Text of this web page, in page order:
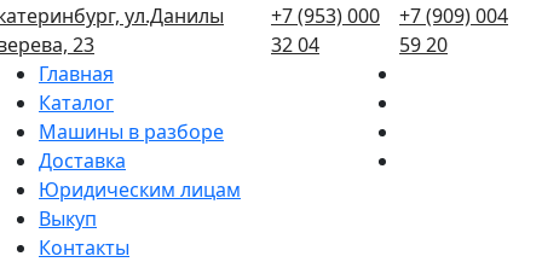
ул.Данилы
23
+7 (953) 000
32 04
+7 (909) 004
59 20
Главная
Каталог
Машины в разборе
Доставка
Юридическим лицам
Выкуп
Контакты